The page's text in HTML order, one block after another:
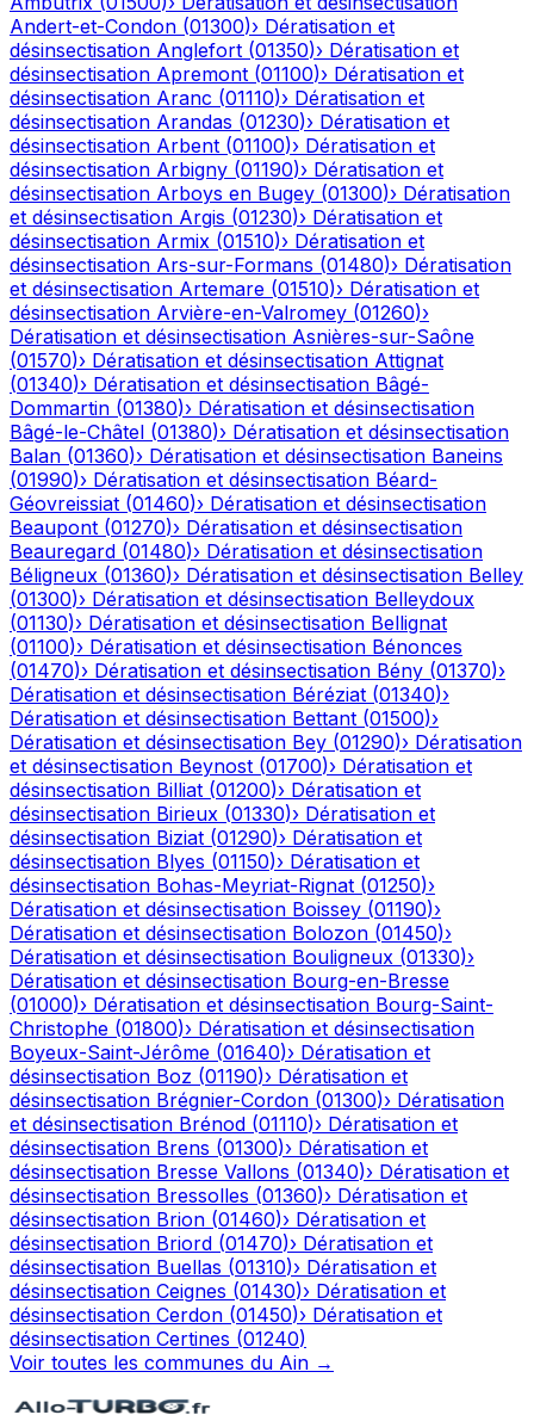
Andert-et-Condon (01300)› Dératisation et
désinsectisation Anglefort (01350)› Dératisation et
désinsectisation Apremont (01100)› Dératisation et
désinsectisation Aranc (01110)› Dératisation et
désinsectisation Arandas (01230)› Dératisation et
désinsectisation Arbent (01100)› Dératisation et
désinsectisation Arbigny (01190)› Dératisation et
désinsectisation Arboys en Bugey (01300)› Dératisation
et désinsectisation Argis (01230)› Dératisation et
désinsectisation Armix (01510)› Dératisation et
désinsectisation Ars-sur-Formans (01480)› Dératisation
et désinsectisation Artemare (01510)› Dératisation et
désinsectisation Arvière-en-Valromey (01260)›
Dératisation et désinsectisation Asnières-sur-Saône
(01570)› Dératisation et désinsectisation Attignat
(01340)› Dératisation et désinsectisation Bâgé-
Dommartin (01380)› Dératisation et désinsectisation
Bâgé-le-Châtel (01380)› Dératisation et désinsectisation
Balan (01360)› Dératisation et désinsectisation Baneins
(01990)› Dératisation et désinsectisation Béard-
Géovreissiat (01460)› Dératisation et désinsectisation
Beaupont (01270)› Dératisation et désinsectisation
Beauregard (01480)› Dératisation et désinsectisation
Béligneux (01360)› Dératisation et désinsectisation Belley
(01300)› Dératisation et désinsectisation Belleydoux
(01130)› Dératisation et désinsectisation Bellignat
(01100)› Dératisation et désinsectisation Bénonces
(01470)› Dératisation et désinsectisation Bény (01370)›
Dératisation et désinsectisation Béréziat (01340)›
Dératisation et désinsectisation Bettant (01500)›
Dératisation et désinsectisation Bey (01290)› Dératisation
et désinsectisation Beynost (01700)› Dératisation et
désinsectisation Billiat (01200)› Dératisation et
désinsectisation Birieux (01330)› Dératisation et
désinsectisation Biziat (01290)› Dératisation et
désinsectisation Blyes (01150)› Dératisation et
désinsectisation Bohas-Meyriat-Rignat (01250)›
Dératisation et désinsectisation Boissey (01190)›
Dératisation et désinsectisation Bolozon (01450)›
Dératisation et désinsectisation Bouligneux (01330)›
Dératisation et désinsectisation Bourg-en-Bresse
(01000)› Dératisation et désinsectisation Bourg-Saint-
Christophe (01800)› Dératisation et désinsectisation
Boyeux-Saint-Jérôme (01640)› Dératisation et
désinsectisation Boz (01190)› Dératisation et
désinsectisation Brégnier-Cordon (01300)› Dératisation
et désinsectisation Brénod (01110)› Dératisation et
désinsectisation Brens (01300)› Dératisation et
désinsectisation Bresse Vallons (01340)› Dératisation et
désinsectisation Bressolles (01360)› Dératisation et
désinsectisation Brion (01460)› Dératisation et
désinsectisation Briord (01470)› Dératisation et
désinsectisation Buellas (01310)› Dératisation et
désinsectisation Ceignes (01430)› Dératisation et
désinsectisation Cerdon (01450)› Dératisation et
désinsectisation Certines (01240)
Voir toutes les communes du Ain →